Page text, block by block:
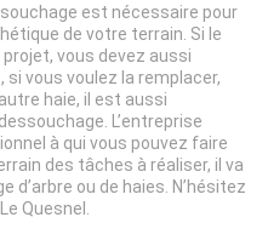
est nécessaire pour
de votre terrain. Si le
vous devez aussi
si vous voulez la remplacer,
haie, il est aussi
L’entreprise
à qui vous pouvez faire
des tâches à réaliser, il va
d’arbre ou de haies. N’hésitez
Quesnel.